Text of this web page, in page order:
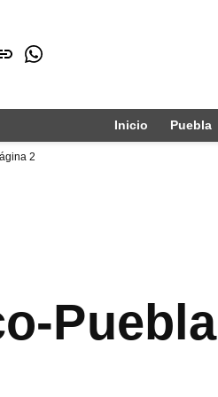
Whatsapp
Inicio Puebla
2
Puebla